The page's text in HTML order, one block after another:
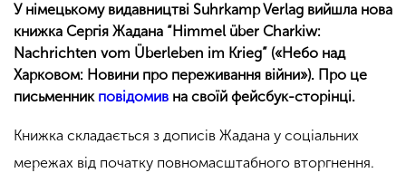
У німецькому видавництві Suhrkamp Verlag вийшла нова
книжка Сергія Жадана “Himmel über Charkiw:
Nachrichten vom Überleben im Krieg” («Небо над
Харковом: Новини про переживання війни»). Про це
письменник повідомив на своїй фейсбук-сторінці.
Книжка складається з дописів Жадана у соціальних
мережах від початку повномасштабного вторгнення.